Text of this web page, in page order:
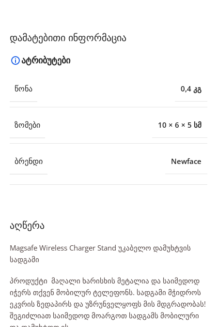
აღწერა
Magsafe Wireless Charger Stand უკაბელო დამუხტვის
სადგამი
პროდუქტი მაღალი ხარისხის მეტალია და საიმედოდ
იჭერს თქვენ მობილურ ტელეფონს. სადგამი მჭიდროს
ეკვრის ზედაპირს და უზრუნველყოფს მის მდგრადობას!
შეგიძლიათ საიმედოდ მოარგოთ სადგამს მობილური
დამატებითი ინფორმაცია
ატრიბუტები
ᲬᲝᲜᲐ 0,4 კგ
ᲖᲝᲛᲔᲑᲘ 10 × 6 × 5 სმ
ᲑᲠᲔᲜᲓᲘ Newface